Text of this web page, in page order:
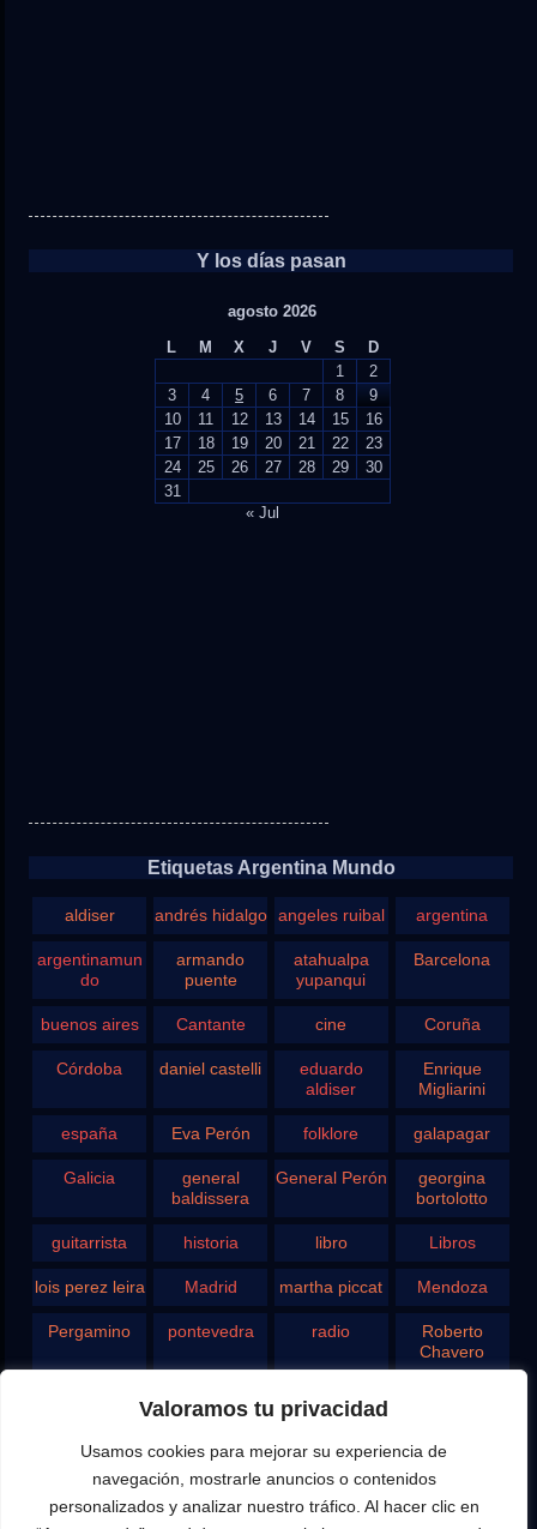
Valoramos tu privacidad
Usamos cookies para mejorar su experiencia de
navegación, mostrarle anuncios o contenidos
personalizados y analizar nuestro tráfico. Al hacer clic en
Y los días pasan
agosto 2026
L
M X J V S
D
1
2
3
4 5 6 7 8
9
10
11 12 13 14 15
16
17
18 19 20 21 22
23
24
25 26 27 28 29
30
31
« Jul
Etiquetas Argentina Mundo
aldiser andrés hidalgo angeles ruibal argentina
argentinamun
do
armando
puente
atahualpa
yupanqui
Barcelona
buenos aires Cantante cine Coruña
Córdoba daniel castelli
eduardo
aldiser
Enrique
Migliarini
españa Eva Perón folklore galapagar
Galicia
general
baldissera
General Perón
georgina
bortolotto
guitarrista historia libro Libros
lois perez leira Madrid martha piccat Mendoza
Pergamino pontevedra radio
Roberto
Chavero
Tango teatro television vigo
yupanqui